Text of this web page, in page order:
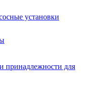
установки
принадлежности для